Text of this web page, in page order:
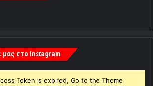
μας στο Instagram
Token is expired, Go to the Theme